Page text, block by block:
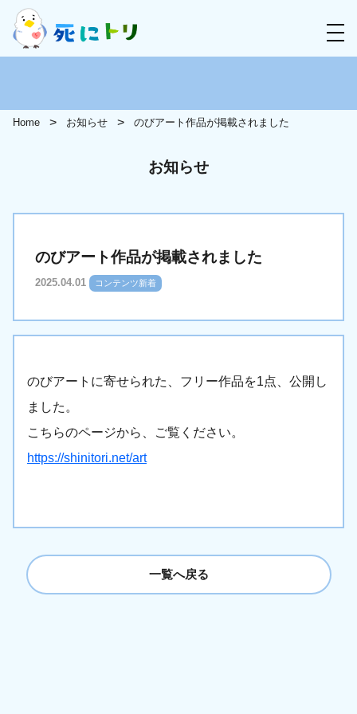
Home お知らせ のびアート作品が掲載されました
お知らせ
のびアート作品が掲載されました
2025.04.01 コンテンツ新着
のびアートに寄せられた、フリー作品を1点、公開し
ました。
こちらのページから、ご覧ください。
https://shinitori.net/art
一覧へ戻る